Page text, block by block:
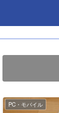
PC・モバイル